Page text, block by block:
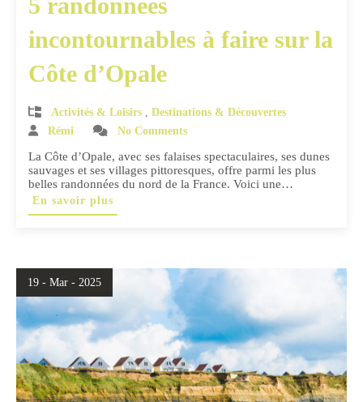
incontournables à faire sur la
Côte d’Opale
Activités & Loisirs , Destinations & Découvertes
Rémi
No Comments
La Côte d’Opale, avec ses falaises spectaculaires, ses dunes
sauvages et ses villages pittoresques, offre parmi les plus
belles randonnées du nord de la France. Voici une…
En savoir plus
19 - Mar - 2025